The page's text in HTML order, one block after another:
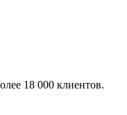
18 000 клиентов.